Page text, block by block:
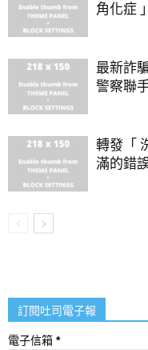
角化症
最新詐
警察聯
轉發「
滿的錯
訂閱吐司電子報
電子信箱 *